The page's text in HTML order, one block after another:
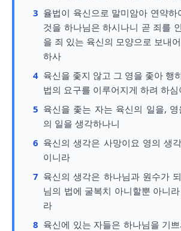
3 율법이 육신으로 말미암아 연약하
것을 하나님은 하시나니 곧 죄를
을 죄 있는 육신의 모양으로 보내
하사
4 육신을 좇지 않고 그 영을 좇아 행
법의 요구를 이루어지게 하려 하
5 육신을 좇는 자는 육신의 일을,
의 일을 생각하나니
6 육신의 생각은 사망이요 영의 생
이니라
7 육신의 생각은 하나님과 원수가
님의 법에 굴복치 아니할뿐 아니
라
8 육신에 있는 자들은 하나님을 기